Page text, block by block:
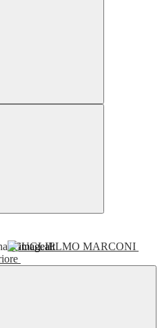
GUGLIELMO MARCONI